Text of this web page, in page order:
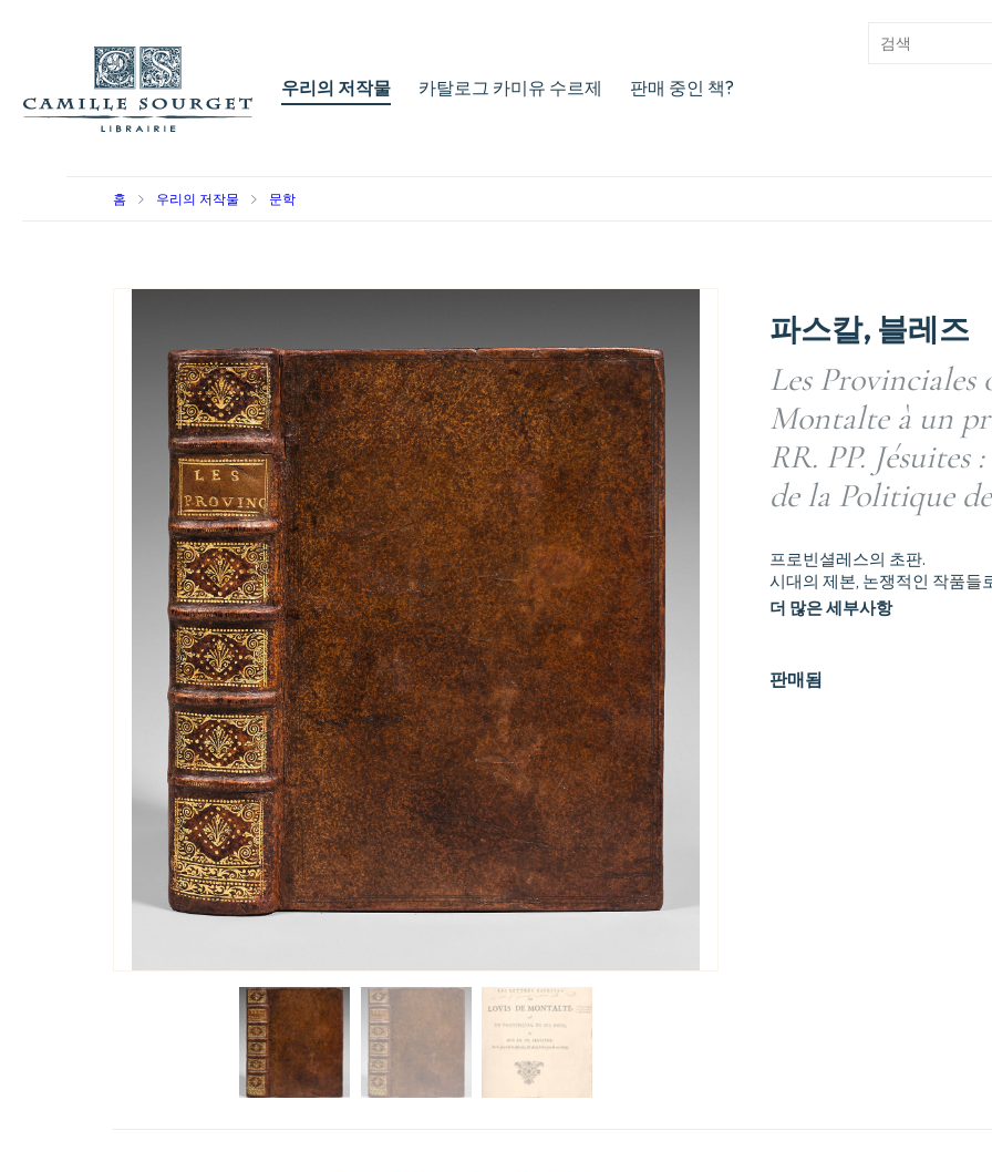
우리의 저작물 카탈로그 카미유 수르제 판매 중인 책?
홈 우리의 저작물 문학
파스칼, 블레즈
Les Provinciales
Montalte à un
RR. PP.
de la Politique de
판매됨
프로빈셜레스의 초판.
시대의 제본, 논쟁적인 작품들
더 많은 세부사항